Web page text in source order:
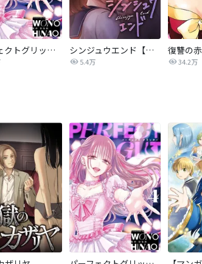
パーフェクトグリッター シンジュウエンド【タテヨミ】
5.4万 34.2万